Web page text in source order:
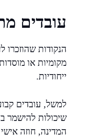
עובדים
הנקודות שהוזכרו
מקומיות או
ייחודיות.
למשל, עובדים
שיכולות להישמר
המדינה, חוזה